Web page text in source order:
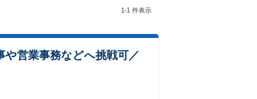
1-1 件表示
や営業事務などへ挑戦可／